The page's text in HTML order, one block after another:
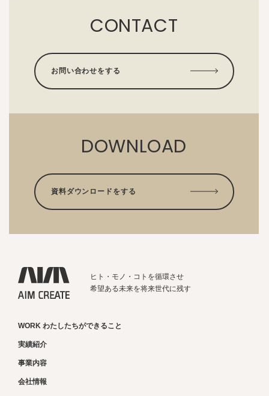
CONTACT
お問い合わせをする
DOWNLOAD
資料ダウンロードをする
ヒト・モノ・コトを循環させ
希望ある未来を将来世代に残す
WORK わたしたちができること
実績紹介
事業内容
会社情報